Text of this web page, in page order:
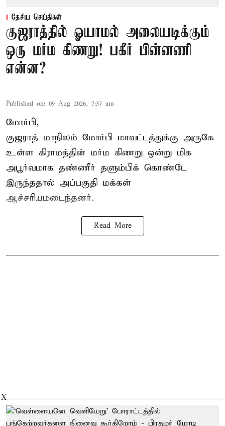
தேசிய செய்திகள்
குஜராத்தில் ஓயாமல் அலையடிக்கும்
ஒரு மர்ம கிணறு! பகீர் பின்னணி
என்ன?
Published on: 09 Aug 2026, 7:37 am
மோர்பி,
குஜராத் மாநிலம் மோர்பி மாவட்டத்துக்கு அருகே
உள்ள கிராமத்தின் மர்ம கிணறு ஒன்று மிக
அபூர்வமாக தண்ணீர் தளும்பிக் கொண்டே
இருந்ததால் அப்பகுதி மக்கள்
ஆச்சரியமடைந்தனர்.
Read More
X